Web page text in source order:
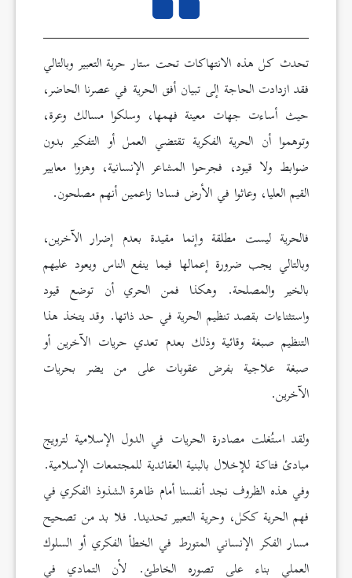
تحدث كل هذه الانتهاكات تحت ستار حرية التعبير وبالتالي
فقد ازدادت الحاجة إلى تبيان أفق الحرية في عصرنا الحاضر،
حيث أساءت جهات معينة فهمها، وسلكوا مسالك وعرة،
وتوهموا أن الحرية الفكرية تقتضي العمل أو التفكير بدون
ضوابط ولا قيود، فجرحوا المشاعر الإنسانية، وهزوا معايير
القيم العليا، وعاثوا في الأرض فسادا زاعمين أنهم مصلحون.
فالحرية ليست مطلقة وإنما مقيدة بعدم إضرار الآخرين،
وبالتالي يجب ضرورة إعمالها فيما ينفع الناس ويعود عليهم
بالخير والمصلحة. وهكذا فمن الحري أن توضع قيود
واستثناءات بقصد تنظيم الحرية في حد ذاتها. وقد يتخذ هذا
التنظيم صبغة وقائية وذلك بعدم تعدي حريات الآخرين أو
صبغة علاجية بفرض عقوبات على من يضر بحريات
الآخرين.
ولقد استُغلت مصادرة الحريات في الدول الإسلامية لترويج
مبادئ فتاكة للإخلال بالبنية العقائدية للمجتمعات الإسلامية.
وفي هذه الظروف نجد أنفسنا أمام ظاهرة الشذوذ الفكري في
فهم الحرية ككل، وحرية التعبير تحديدا. فلا بد من تصحيح
مسار الفكر الإنساني المتورط في الخطأ الفكري أو السلوك
العملي بناء على تصوره الخاطئ. لأن التمادي في